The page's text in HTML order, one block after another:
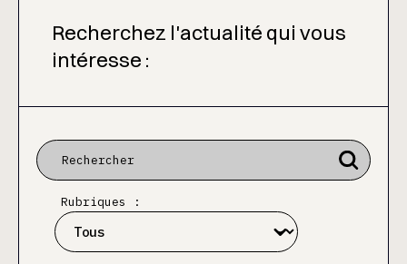
Recherchez l'actualité qui vous
intéresse :
Rubriques :